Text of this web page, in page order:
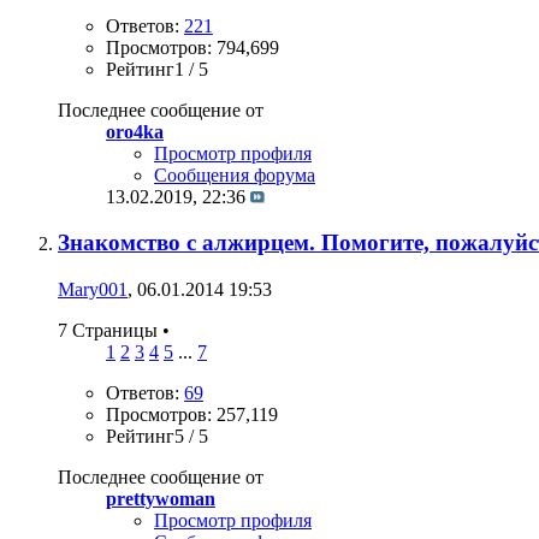
Ответов: 221
Просмотров: 794,699
Рейтинг1 / 5
Последнее сообщение от
oro4ka
Просмотр профиля
Сообщения форума
13.02.2019, 22:36
Знакомство с алжирцем. Помогите,
Mary001 , 06.01.2014 19:53
7 Страницы •
1 2 3 4 5 ... 7
Ответов: 69
Просмотров: 257,119
Рейтинг5 / 5
Последнее сообщение от
prettywoman
Просмотр профиля